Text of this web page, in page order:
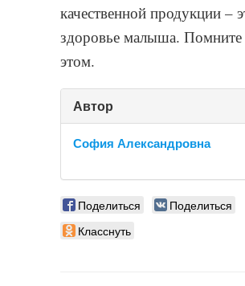
качественной продукции –
здоровье малыша. Помните
этом.
Автор
София Александровна
Поделиться
Поделиться
Класснуть